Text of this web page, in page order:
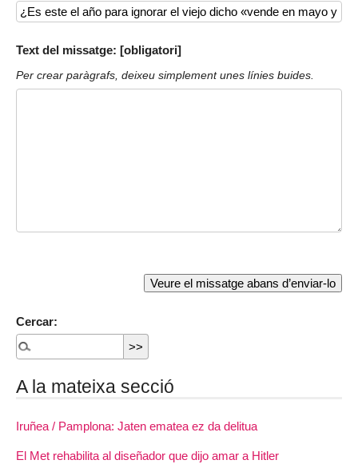
Text del missatge: [obligatori]
Per crear paràgrafs, deixeu simplement unes línies buides.
Cercar:
A la mateixa secció
Iruñea / Pamplona: Jaten ematea ez da delitua
El Met rehabilita al diseñador que dijo amar a Hitler